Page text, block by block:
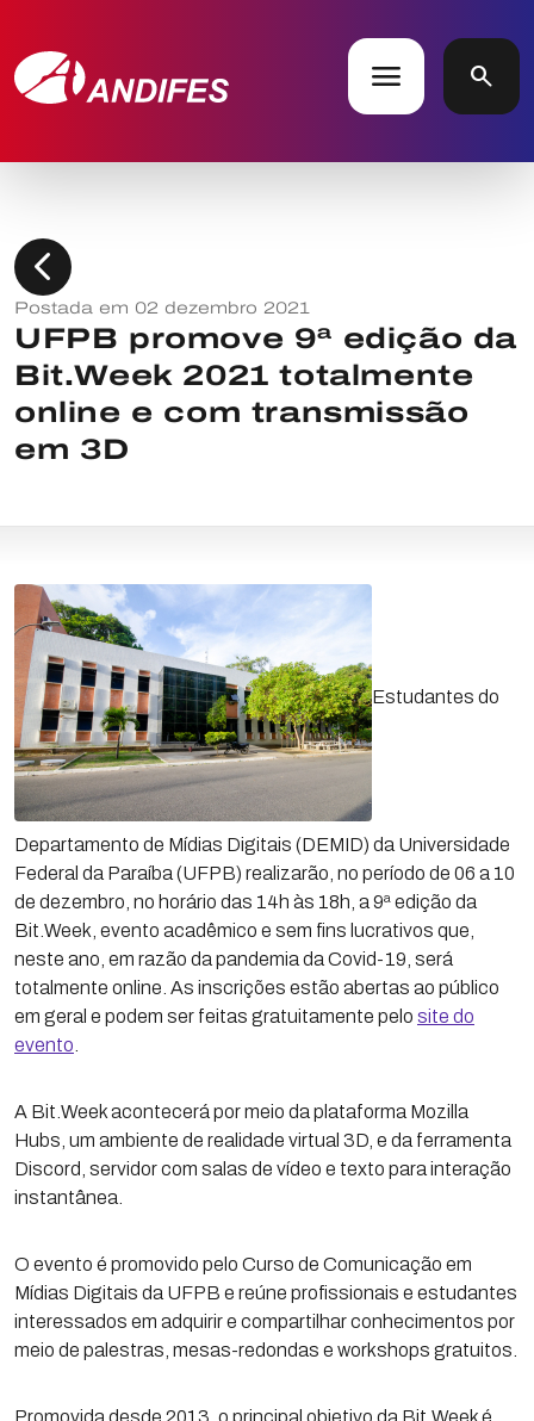
menu search
chevron_left
Postada em 02 dezembro 2021
UFPB promove 9ª edição da
Bit.Week 2021 totalmente
online e com transmissão
em 3D
Estudantes do
Departamento de Mídias Digitais (DEMID) da Universidade
Federal da Paraíba (UFPB) realizarão, no período de 06 a 10
de dezembro, no horário das 14h às 18h, a 9ª edição da
Bit.Week, evento acadêmico e sem fins lucrativos que,
neste ano, em razão da pandemia da Covid-19, será
totalmente online. As inscrições estão abertas ao público
em geral e podem ser feitas gratuitamente pelo site do
evento
A Bit.Week acontecerá por meio da plataforma Mozilla
Hubs, um ambiente de realidade virtual 3D, e da ferramenta
Discord, servidor com salas de vídeo e texto para interação
instantânea.
O evento é promovido pelo Curso de Comunicação em
Mídias Digitais da UFPB e reúne profissionais e estudantes
interessados em adquirir e compartilhar conhecimentos por
meio de palestras, mesas-redondas e workshops gratuitos.
Promovida desde 2013, o principal objetivo da Bit.Week é